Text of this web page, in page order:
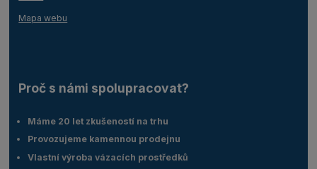
Mapa webu
Proč s námi spolupracovat?
Máme 20 let zkušeností na trhu
Provozujeme kamennou prodejnu
Vlastní výroba vázacích prostředků